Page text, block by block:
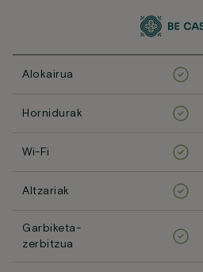
Alokairua
Hornidurak
Wi-Fi
Altzariak
Garbiketa-
zerbitzua